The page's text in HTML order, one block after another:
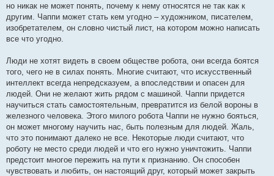
но никак не может понять, почему к нему относятся не так как к
другим. Чаппи может стать кем угодно – художником, писателем,
изобретателем, он словно чистый лист, на котором можно написать
все что угодно.
Люди не хотят видеть в своем обществе робота, они всегда боятся
того, чего не в силах понять. Многие считают, что искусственный
интеллект всегда непредсказуем, а впоследствии и опасен для
людей. Они не желают жить рядом с машиной. Чаппи придется
научиться стать самостоятельным, превратится из белой вороны в
железного человека. Этого милого робота Чаппи не нужно бояться,
он может многому научить нас, быть полезным для людей. Жаль,
что это понимают далеко не все. Некоторые люди считают, что
роботу не место среди людей и что его нужно уничтожить. Чаппи
предстоит многое пережить на пути к признанию. Он способен
чувствовать и любить, он настоящий друг, который может закрыть